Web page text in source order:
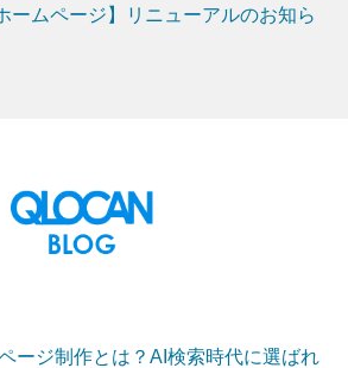
ームページ】リニューアルのお知ら
ージ制作とは？AI検索時代に選ばれ